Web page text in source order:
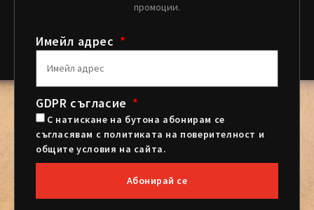
промоции.
Имейл адрес
GDPR съгласие
С натискане на бутона абонирам се
съгласявам с политиката на поверителност и
общите условия на сайта.
Абонирай се